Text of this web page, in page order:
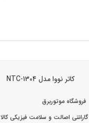
کاتر نووا مدل NTC-1304
فروشگاه موتوربرق
گارانتی اصالت و سلامت فیزیکی کالا